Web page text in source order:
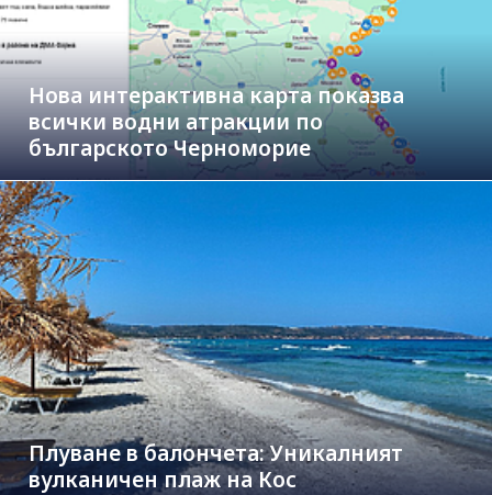
Нова интерактивна карта показва
всички водни атракции по
българското Черноморие
Плуване в балончета: Уникалният
вулканичен плаж на Кос